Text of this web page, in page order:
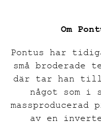
Om
Pontus har
små
där tar han
något som i
massproducerad
av en